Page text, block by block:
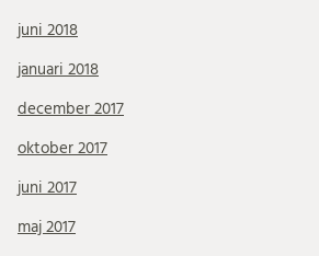
juni 2018
januari 2018
december 2017
oktober 2017
juni 2017
maj 2017